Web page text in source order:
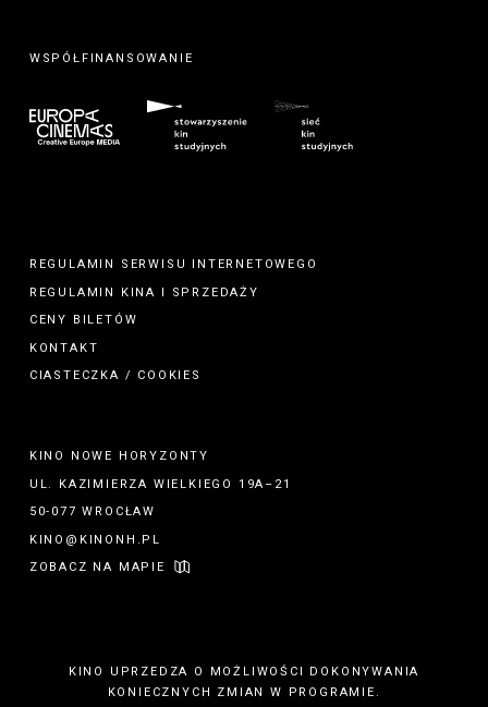
WSPÓŁFINANSOWANIE
REGULAMIN SERWISU INTERNETOWEGO
REGULAMIN KINA I
SPRZEDAŻY
CENY BILETÓW
KONTAKT
CIASTECZKA / COOKIES
KINO NOWE HORYZONTY
UL. KAZIMIERZA WIELKIEGO 19A–21
50-077 WROCŁAW
KINO@KINONH.PL
ZOBACZ NA MAPIE
KINO UPRZEDZA O MOŻLIWOŚCI DOKONYWANIA
KONIECZNYCH ZMIAN W PROGRAMIE.